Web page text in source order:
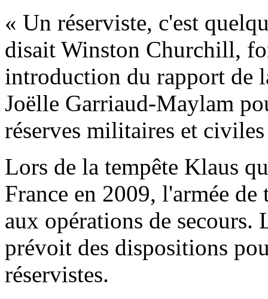
« Un réserviste, c'est
disait Winston Churchill,
introduction du rapport de
Joëlle Garriaud-Maylam
réserves militaires et
Lors de la tempête Klaus
France en 2009, l'armée
aux opérations de
prévoit des dispositions
réservistes.